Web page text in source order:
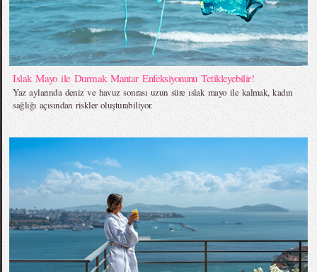
Islak Mayo ile Durmak Mantar Enfeksiyonunu Tetikleyebilir!
Yaz aylarında deniz ve havuz sonrası uzun süre ıslak mayo ile kalmak, kadın
sağlığı açısından riskler oluşturabiliyor.